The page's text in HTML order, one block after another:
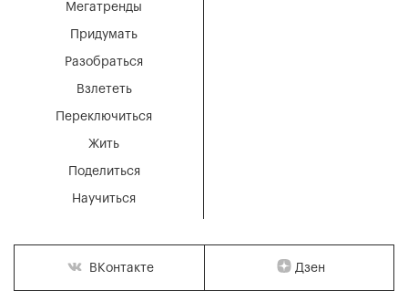
Мегатренды
Придумать
Разобраться
Взлететь
Переключиться
Жить
Поделиться
Научиться
ВКонтакте Дзен